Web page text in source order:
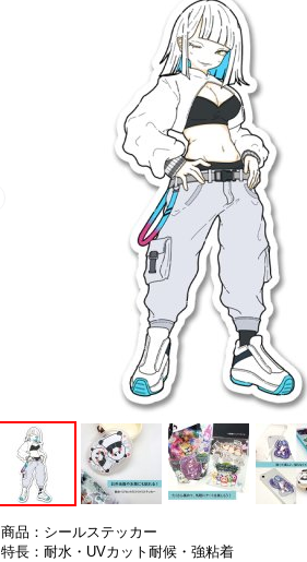
商品：シールステッカー
特長：耐水・UVカット耐候・強粘着